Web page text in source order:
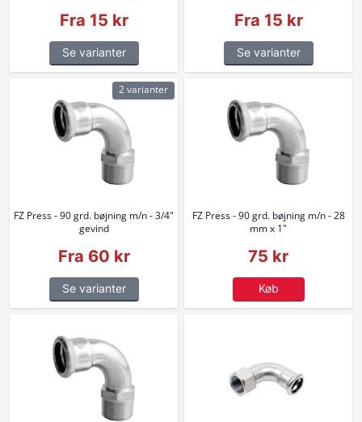
Fra 15 kr
Se varianter
Fra 15 kr
Se varianter
FZ Press - 90 grd. bøjning m/n - 3/4"
gevind
Fra 60 kr
Se varianter
2 varianter
FZ Press - 90 grd. bøjning m/n - 28
mm x 1"
75 kr
Køb